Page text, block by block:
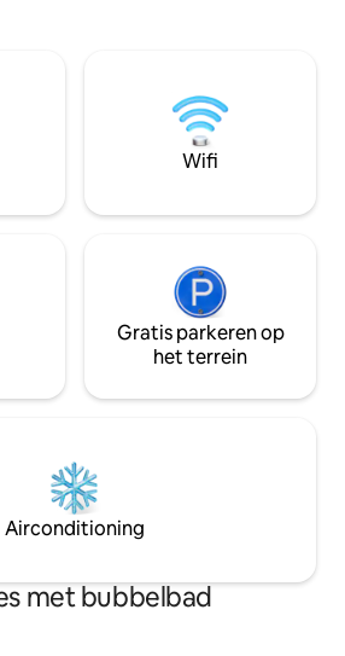
uitgeruste
smart-tv en
We
huisdieren
van de frisse
van het
vrienden of neem
naar nabijgelegen
Wifi
Gratis parkeren op
het terrein
Airconditioning
met bubbelbad